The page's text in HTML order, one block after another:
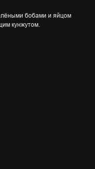
бобами и яйцом
кунжутом.